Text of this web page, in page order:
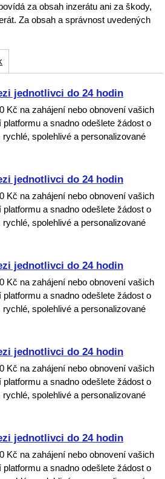
za obsah inzerátu ani za škody,
Za obsah a správnost uvedených
jednotlivci do 24 hodin
Kč na zahájení nebo obnovení vašich
a snadno odešlete žádost o
spolehlivé a personalizované
jednotlivci do 24 hodin
Kč na zahájení nebo obnovení vašich
a snadno odešlete žádost o
spolehlivé a personalizované
jednotlivci do 24 hodin
Kč na zahájení nebo obnovení vašich
a snadno odešlete žádost o
spolehlivé a personalizované
jednotlivci do 24 hodin
Kč na zahájení nebo obnovení vašich
a snadno odešlete žádost o
spolehlivé a personalizované
jednotlivci do 24 hodin
Kč na zahájení nebo obnovení vašich
a snadno odešlete žádost o